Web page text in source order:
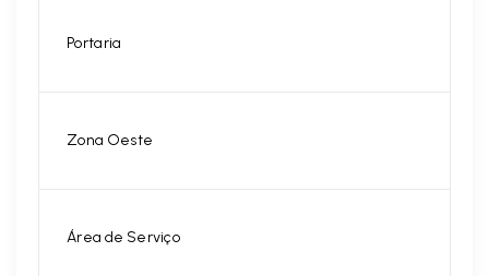
Portaria
Zona Oeste
Área de Serviço